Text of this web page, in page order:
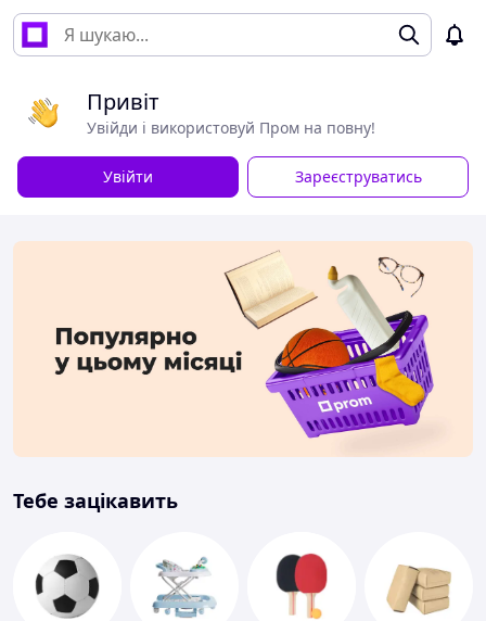
Привіт
Увійди і використовуй Пром на повну!
Увійти Зареєструватись
Тебе зацікавить